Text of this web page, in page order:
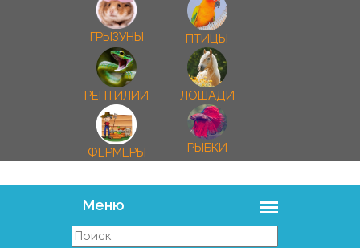
ГРЫЗУНЫ ПТИЦЫ
РЕПТИЛИИ ЛОШАДИ
ФЕРМЕРЫ РЫБКИ